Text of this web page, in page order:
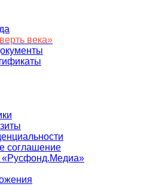
века»
соглашение
«Русфонд.Медиа»